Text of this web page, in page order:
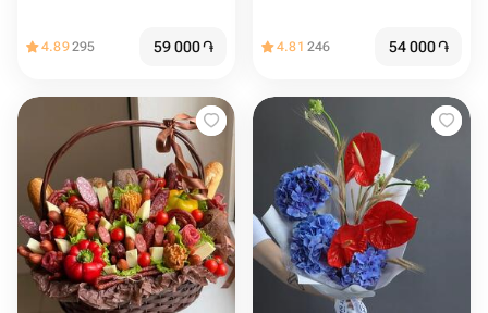
4.89295 59 000֏ 4.81 246 54 000֏